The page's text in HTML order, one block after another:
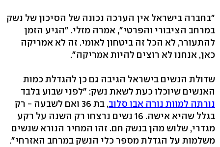
"בחברה בישראל אין הערכה נכונה של הסיכון של נשק
במרחב הציבורי והפרטי", אמרה מזלי. "הגיע הזמן
להתעורר, לא הכל זה ביטחון לאומי. זה לא אמריקה
כאן, אנחנו לא רוצים להיות אמריקה".
שדולת הנשים בישראל הגיבה גם כן להגדלת כמות
האנשים שיוכלו כעת לשאת נשק: "לפני שבוע בלבד
נורתה למוות נורה אבו סלוב
, בת 36 ואם לשבעה - רק
בגלל שהיא אישה. 16 נשים נרצחו רק השנה על רקע
מגדרי, שלוש מהן בנשק חם. זהו המחיר הנורא שנשים
משלמות על הגדלת מספר כלי הנשק במרחב האזרחי".